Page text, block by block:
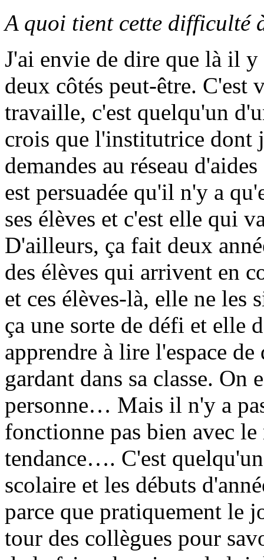
A quoi tient cette difficulté
J'ai envie de dire que là il y
deux côtés peut-être. C'est
travaille, c'est quelqu'un
crois que l'institutrice dont
demandes au réseau
est persuadée qu'il n'y a
ses élèves et c'est elle qui
D'ailleurs, ça fait deux
des élèves qui arrivent en
et ces élèves-là, elle ne les
ça une sorte de défi et elle
apprendre à lire l'espace
gardant dans sa classe. On
personne… Mais il n'y a
fonctionne pas bien avec
tendance…. C'est
scolaire et les débuts
parce que pratiquement le
tour des collègues pour